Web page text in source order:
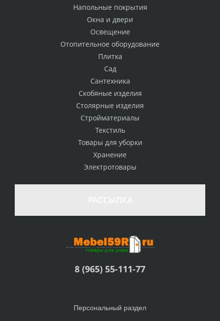
Напольные покрытия
Окна и двери
Освещение
Отопительное оборудование
Плитка
Сад
Сантехника
Скобяные изделия
Столярные изделия
Стройматериалы
Текстиль
Товары для уборки
Хранение
Электротовары
8 (965) 55-111-77
Персональный раздел